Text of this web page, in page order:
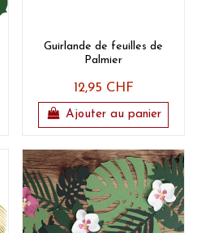
Guirlande de feuilles de
Palmier
12,95 CHF
Ajouter au panier